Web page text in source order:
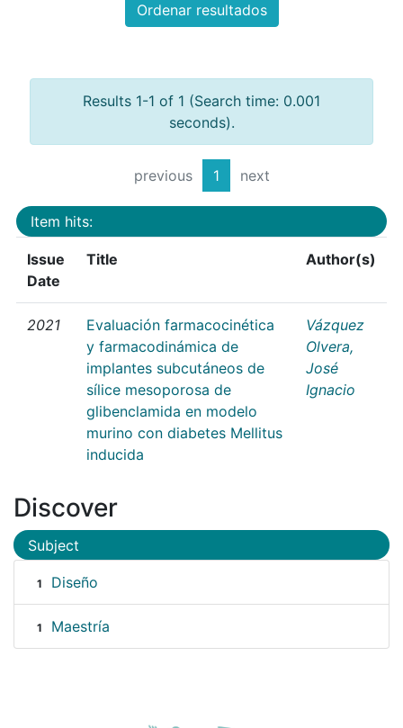
Ordenar resultados
Results 1-1 of 1 (Search time: 0.001
seconds).
previous 1 next
Item hits:
Issue
Date
Title Author(s)
2021
Evaluación farmacocinética
y farmacodinámica de
implantes subcutáneos de
sílice mesoporosa de
glibenclamida en modelo
murino con diabetes Mellitus
inducida
Vázquez
Olvera,
José
Ignacio
Discover
Subject
1 Diseño
1 Maestría